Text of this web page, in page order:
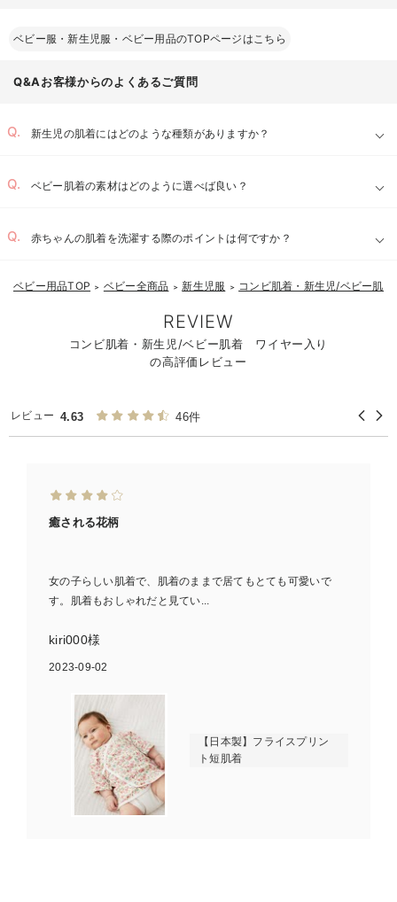
ベビー服・新生児服・ベビー用品のTOPページはこちら
Q&Aお客様からのよくあるご質問
新生児の肌着にはどのような種類がありますか？
ベビー肌着の素材はどのように選べば良い？
赤ちゃんの肌着を洗濯する際のポイントは何ですか？
ベビー用品TOP ＞ ベビー全商品 ＞ 新生児服 ＞ コンビ肌着・新生児/ベビー肌着
REVIEW
コンビ肌着・新生児/ベビー肌着 ワイヤー入り
の高評価レビュー
レビュー 4.63 46件
癒される花柄
女の子らしい肌着で、肌着のままで居てもとても可愛いで
す。肌着もおしゃれだと見てい...
kiri000様
2023-09-02
【日本製】フライスプリン
ト短肌着